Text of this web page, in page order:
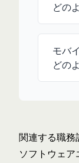
どの
モバ
どの
関連する職務
ソフトウェ